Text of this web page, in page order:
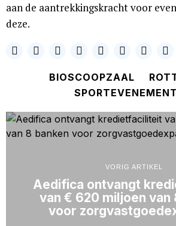
aan de aantrekkingskracht voor
deze.
BIOSCOOPZAAL
VORIG ARTIKEL
Aedifica ontvangt
van € 620 miljoen van
voor